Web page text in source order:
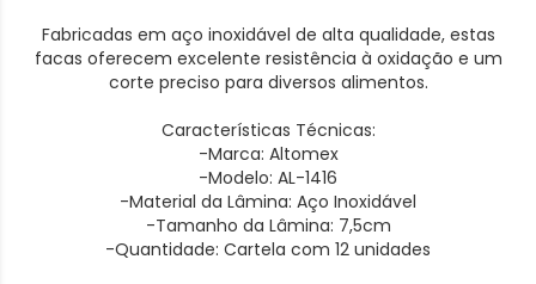
Fabricadas em aço inoxidável de alta qualidade, estas
facas oferecem excelente resistência à oxidação e um
corte preciso para diversos alimentos.
Características Técnicas:
-Marca: Altomex
-Modelo: AL-1416
-Material da Lâmina: Aço Inoxidável
-Tamanho da Lâmina: 7,5cm
-Quantidade: Cartela com 12 unidades